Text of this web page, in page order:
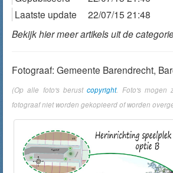
Laatste update
22/07/15 21:48
Bekijk hier meer artikels uit de
Fotograaf: Gemeente Barendrecht,
(Op alle foto's berustcopyright. Foto's mogen
fotograaf niet worden gekopieerd of worden